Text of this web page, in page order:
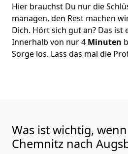
Hier brauchst Du nur die
managen, den Rest machen
Dich. Hört sich gut an? Das ist
Innerhalb von nur 4 Minuten
Sorge los. Lass das mal die
Was ist wichtig,
Chemnitz nach